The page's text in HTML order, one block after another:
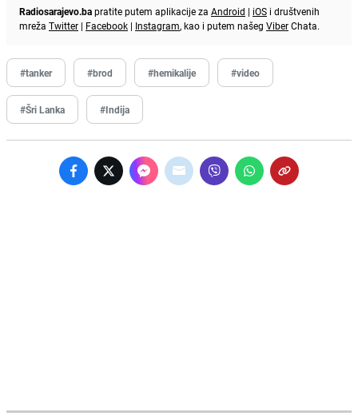
Radiosarajevo.bapratite putem aplikacije za Android | iOS i društvenih
mreža Twitter | Facebook | Instagram, kao i putem našeg ViberChata.
#tanker #brod #hemikalije #video
#Šri Lanka #Indija